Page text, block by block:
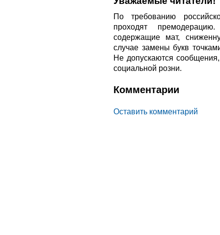
По требованию
проходят
содержащие мат,
случае замены букв
Не допускаются
социальной розни.
Комментарии
Оставить комментарий